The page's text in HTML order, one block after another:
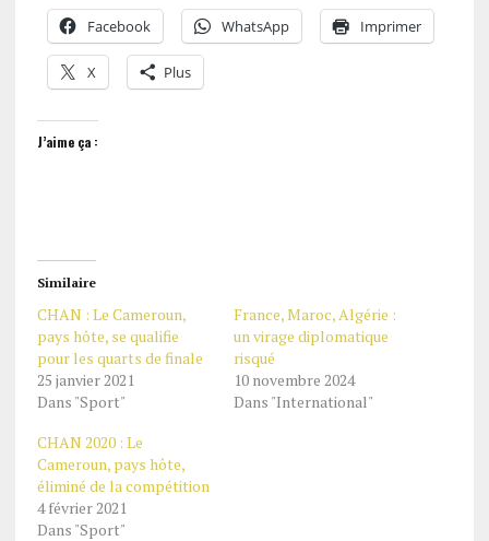
Facebook WhatsApp Imprimer
X Plus
J’aime ça :
Similaire
CHAN : Le Cameroun,
pays hôte, se qualifie
pour les quarts de finale
25 janvier 2021
Dans "Sport"
France, Maroc, Algérie :
un virage diplomatique
risqué
10 novembre 2024
Dans "International"
CHAN 2020 : Le
Cameroun, pays hôte,
éliminé de la compétition
4 février 2021
Dans "Sport"